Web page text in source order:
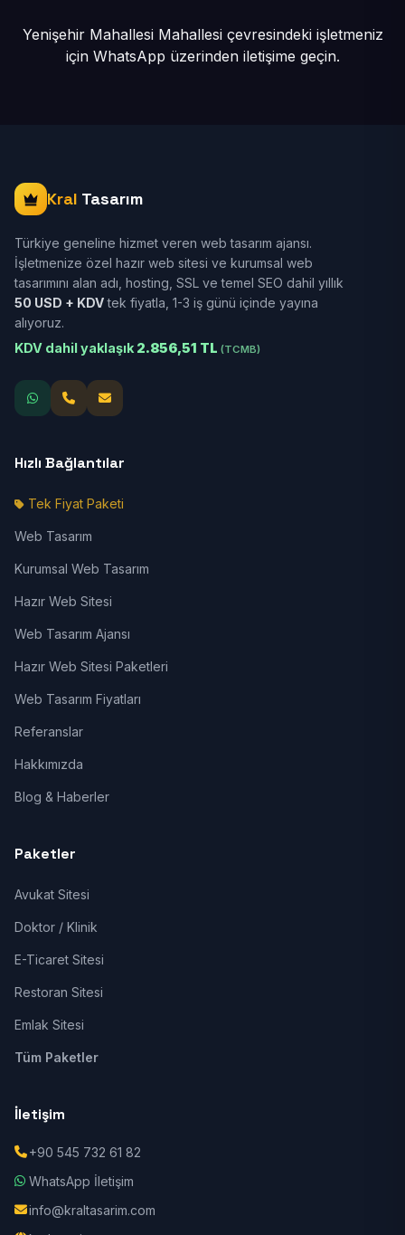
Yenişehir Mahallesi Mahallesi çevresindeki işletmeniz
için WhatsApp üzerinden iletişime geçin.
Kral Tasarım
Türkiye geneline hizmet veren web tasarım ajansı.
İşletmenize özel hazır web sitesi ve kurumsal web
tasarımını alan adı, hosting, SSL ve temel SEO dahil yıllık
50 USD + KDVtek fiyatla, 1-3 iş günü içinde yayına
alıyoruz.
KDV dahil yaklaşık 2.856,51 TL (TCMB)
Hızlı Bağlantılar
Tek Fiyat Paketi
Web Tasarım
Kurumsal Web Tasarım
Hazır Web Sitesi
Web Tasarım Ajansı
Hazır Web Sitesi Paketleri
Web Tasarım Fiyatları
Referanslar
Hakkımızda
Blog & Haberler
Paketler
Avukat Sitesi
Doktor / Klinik
E-Ticaret Sitesi
Restoran Sitesi
Emlak Sitesi
Tüm Paketler
İletişim
+90 545 732 61 82
WhatsApp İletişim
info@kraltasarim.com